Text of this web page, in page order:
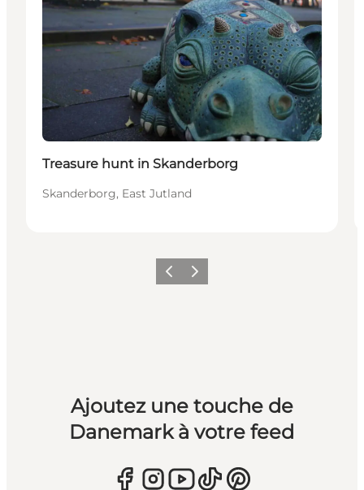
Treasure hunt in Skanderborg
Skanderborg, East Jutland
PrécédentSuivant
Ajoutez une touche de
Danemark à votre feed